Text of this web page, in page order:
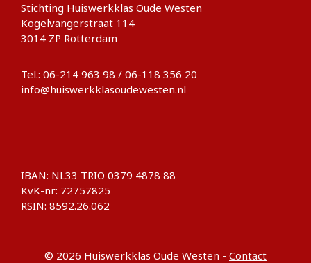
Stichting Huiswerkklas Oude Westen
Kogelvangerstraat 114
3014 ZP Rotterdam
Tel.: 06-214 963 98 / 06-118 356 20
info@huiswerkklasoudewesten.nl
IBAN: NL33 TRIO 0379 4878 88
KvK-nr: 72757825
RSIN: 8592.26.062
© 2026 Huiswerkklas Oude Westen - Contact